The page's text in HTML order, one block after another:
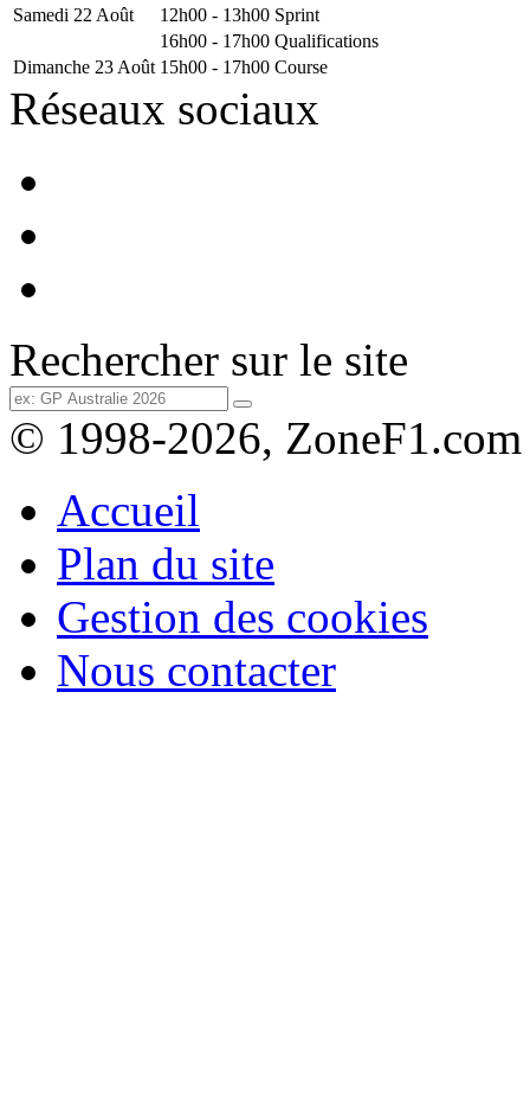
Samedi 22 Août
12h00 - 13h00 Sprint
16h00 - 17h00 Qualifications
Dimanche 23 Août 15h00 - 17h00 Course
Réseaux sociaux
Rechercher sur le site
© 1998-2026, ZoneF1.com
Accueil
Plan du site
Gestion des cookies
Nous contacter